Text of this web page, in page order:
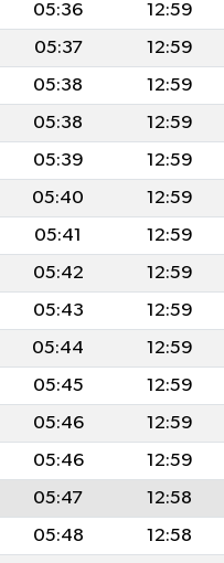
05:36 12:59
05:37 12:59
05:38 12:59
05:38 12:59
05:39 12:59
05:40 12:59
05:41 12:59
05:42 12:59
05:43 12:59
05:44 12:59
05:45 12:59
05:46 12:59
05:46 12:59
05:47 12:58
05:48 12:58